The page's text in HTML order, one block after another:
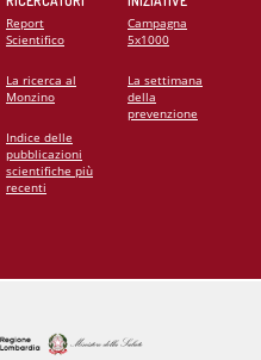
Report
Scientifico
La ricerca al
Monzino
Indice delle
pubblicazioni
scientifiche più
recenti
Campagna
5x1000
La settimana
della
prevenzione